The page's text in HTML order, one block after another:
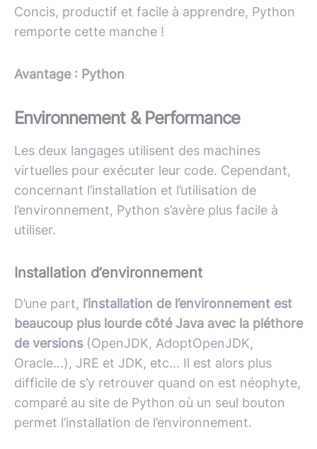
Concis, productif et facile à apprendre, Python
remporte cette manche !
Avantage : Python
Environnement & Performance
Les deux langages utilisent des machines
virtuelles pour exécuter leur code. Cependant,
concernant l’installation et l’utilisation de
l’environnement, Python s’avère plus facile à
utiliser.
Installation d’environnement
D’une part, l’installation de l’environnement est
beaucoup plus lourde côté Java avec la pléthore
de versions (OpenJDK, AdoptOpenJDK,
Oracle...), JRE et JDK, etc... Il est alors plus
difficile de s’y retrouver quand on est néophyte,
comparé au site de Python où un seul bouton
permet l’installation de l’environnement.